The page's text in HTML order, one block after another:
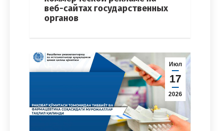
веб-сайтах государственных
органов
Июл
17
2026